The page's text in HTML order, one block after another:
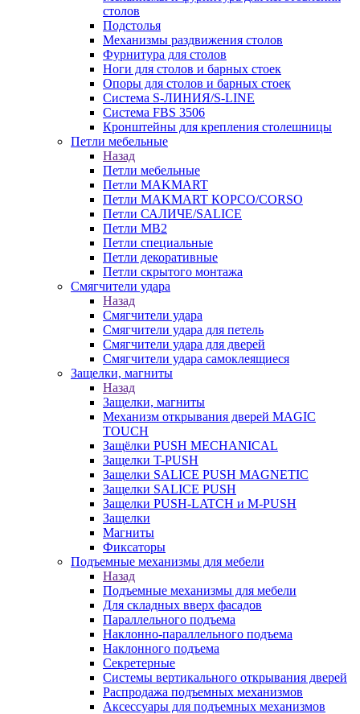
столов
Подстолья
Механизмы раздвижения столов
Фурнитура для столов
Ноги для столов и барных стоек
Опоры для столов и барных стоек
Система S-ЛИНИЯ/S-LINE
Система FBS 3506
Кронштейны для крепления столешницы
Петли мебельные
Назад
Петли мебельные
Петли MAKMART
Петли MAKMART КОРСО/CORSO
Петли САЛИЧЕ/SALICE
Петли MB2
Петли специальные
Петли декоративные
Петли скрытого монтажа
Смягчители удара
Назад
Смягчители удара
Смягчители удара для петель
Смягчители удара для дверей
Cмягчители удара самоклеящиеся
Защелки, магниты
Назад
Защелки, магниты
Механизм открывания дверей MAGIC
TOUCH
Защёлки PUSH MECHANICAL
Защелки T-PUSH
Защелки SALICE PUSH MAGNETIC
Защелки SALICE PUSH
Защелки PUSH-LATCH и M-PUSH
Защелки
Магниты
Фиксаторы
Подъемные механизмы для мебели
Назад
Подъемные механизмы для мебели
Для складных вверх фасадов
Параллельного подъема
Наклонно-параллельного подъема
Наклонного подъема
Секретерные
Системы вертикального открывания дверей
Распродажа подъемных механизмов
Аксессуары для подъемных механизмов